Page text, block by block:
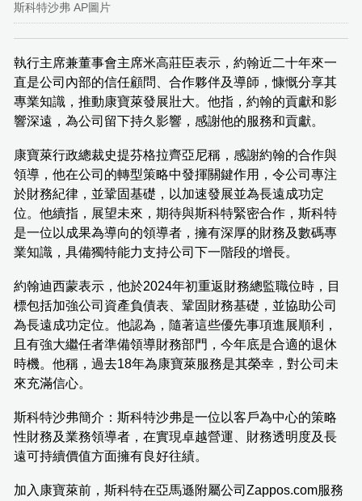
斯科特沙弗 AP圖片
執行主席兼董事會主席米高莊臣表示，約翰近二十年來一
直是公司內部的信任顧問、合作夥伴及導師，慷慨分享其
專業知識，推動康寶萊發展壯大。他指，約翰的貢獻和影
響深遠，為公司留下持久影響，感謝他的服務和貢獻。
康寶萊行政總裁史提芬格拉齊亞尼稱，感謝約翰的合作與
領導，他在公司的轉型策略中發揮關鍵作用，令公司專注
於財務紀律，並鞏固基礎，以加速發展並為長遠成功定
位。他續指，展望未來，期待與斯科特緊密合作，斯科特
是一位以成果為導向的領導者，擁有深厚的財務及數碼專
業知識，具備獨特能力支持公司下一階段的增長。
約翰迪西蒙表示，他於2024年初重返財務總監職位時，目
標包括加強公司資產負債表、鞏固財務基礎，並協助公司
為長遠成功定位。他認為，隨著這些優先事項進展順利，
且有強大繼任者準備領導財務部門，今年底是合適的退休
時機。他稱，過去18年為康寶萊服務是其榮幸，對公司未
來充滿信心。
斯科特沙弗簡介：斯科特沙弗是一位以客戶為中心的策略
性財務及業務領導者，在實現卓越營運、財務透明度及長
遠可持續價值方面擁有良好往績。
加入康寶萊前，斯科特在亞馬遜附屬公司Zappos.com服務